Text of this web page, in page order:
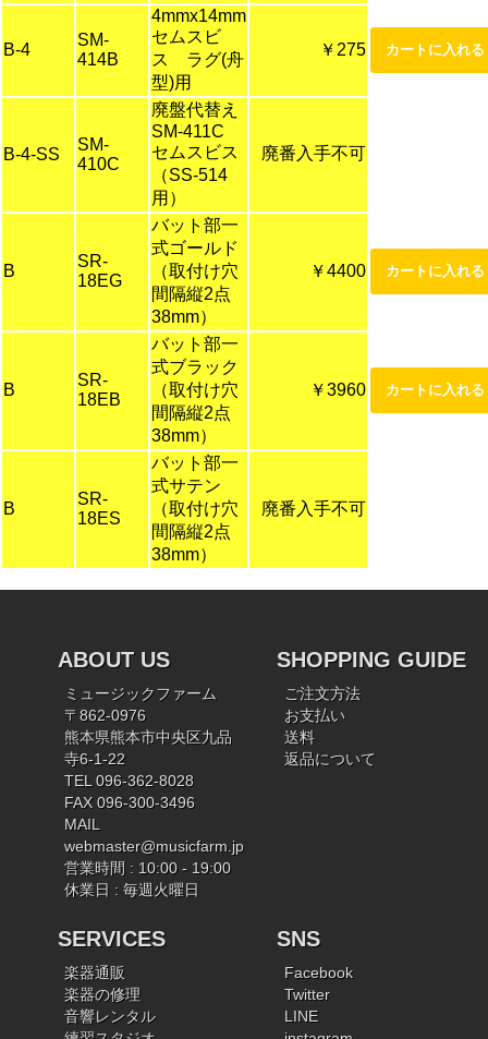
B-4
SM-
414B
4mmx14mm
セムスビ
ス ラグ(舟
型)用
￥275
B-4-SS
SM-
410C
廃盤代替え
SM-411C
セムスビス
（SS-514
用）
廃番入手不可
B
SR-
18EG
バット部一
式ゴールド
（取付け穴
間隔縦2点
38mm）
￥4400
B
SR-
18EB
バット部一
式ブラック
（取付け穴
間隔縦2点
38mm）
￥3960
B
SR-
18ES
バット部一
式サテン
（取付け穴
間隔縦2点
38mm）
廃番入手不可
ABOUT US
ミュージックファーム
〒862-0976
熊本県熊本市中央区九品
寺6-1-22
TEL 096-362-8028
FAX 096-300-3496
MAIL
webmaster@musicfarm.jp
営業時間 : 10:00 - 19:00
休業日 : 毎週火曜日
SHOPPING GUIDE
ご注文方法
お支払い
送料
返品について
SERVICES
楽器通販
楽器の修理
音響レンタル
SNS
Facebook
Twitter
LINE